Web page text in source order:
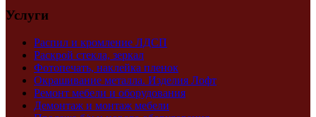
Услуги
Распил и кромление ЛДСП
Раскрой стекла, зеркал
Фотопечать, наклейка пленок
Окрашивание металла. Изделия Лофт
Ремонт мебели и оборудования
Демонтаж и монтаж мебели